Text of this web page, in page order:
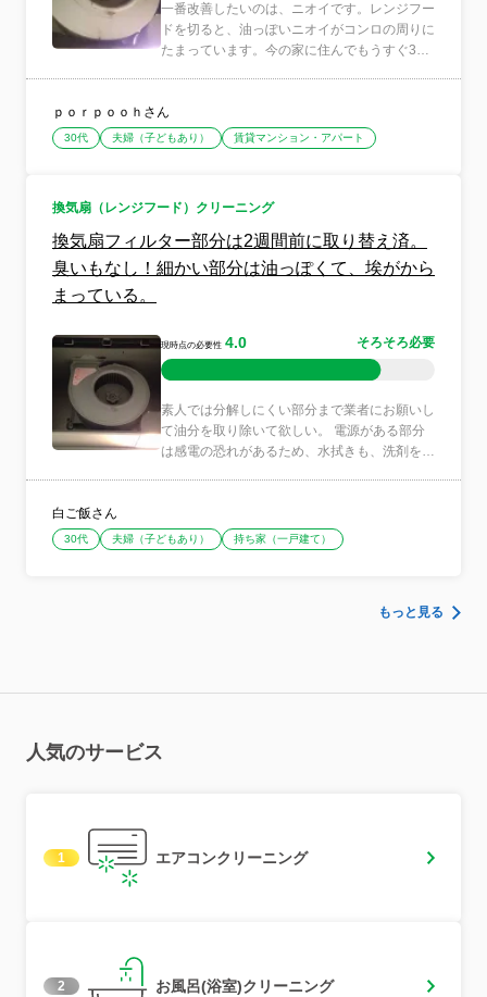
一番改善したいのは、ニオイです。レンジフー
ドを切ると、油っぽいニオイがコンロの周りに
たまっています。今の家に住んでもうすぐ3年
ｐｏｒｐｏｏｈさん
30代 夫婦（子どもあり） 賃貸マンション・アパート
換気扇（レンジフード）クリーニング
換気扇フィルター部分は2週間前に取り替え済。
臭いもなし！細かい部分は油っぽくて、埃がから
まっている。
現時点の必要性 4.0 そろそろ必要
素人では分解しにくい部分まで業者にお願いし
て油分を取り除いて欲しい。 電源がある部分
は感電の恐れがあるため、水拭きも、洗剤を使
白ご飯さん
30代 夫婦（子どもあり） 持ち家（一戸建て）
もっと見る
人気のサービス
1 エアコンクリーニング
2 お風呂(浴室)クリーニング